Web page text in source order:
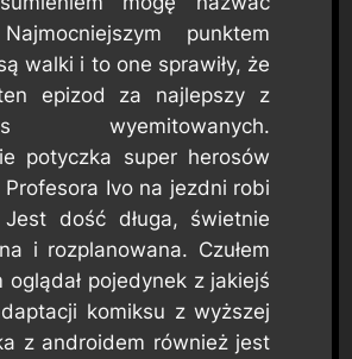
punktem
walki i to one sprawiły, że
epizod za najlepszy z
wyemitowanych.
potyczka super herosów
Profesora Ivo na jezdni robi
dość długa, świetnie
i rozplanowana. Czułem
oglądał pojedynek z jakiejś
komiksu z wyższej
z androidem również jest